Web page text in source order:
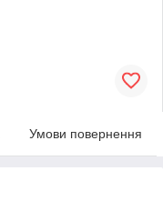
Умови повернення